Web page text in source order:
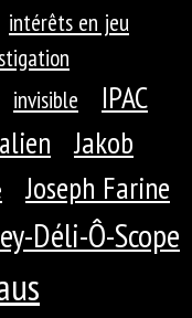
intérêts en jeu
invisible
IPAC
Jakob
Joseph Farine
Déli-Ô-Scope